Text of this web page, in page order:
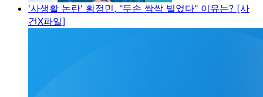
'사생활 논란' 황정민, "두손 싹싹 빌었다" 이유는? [사
건X파일]